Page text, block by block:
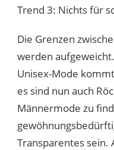
Trend 3: Nichts für
Die Grenzen
werden
Unisex-Mode
es sind nun auch
Männermode zu
Transparentes sein.